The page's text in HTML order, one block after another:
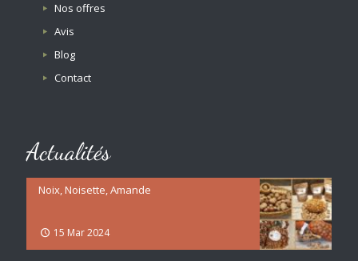
Nos offres
Avis
Blog
Contact
Actualités
Noix, Noisette, Amande
15 Mar 2024